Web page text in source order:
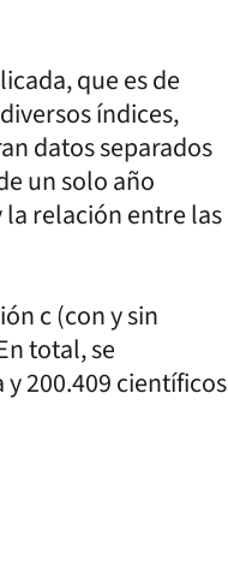
que es de
índices,
datos separados
un solo año
relación entre las
c (con y sin
total, se
200.409 científicos